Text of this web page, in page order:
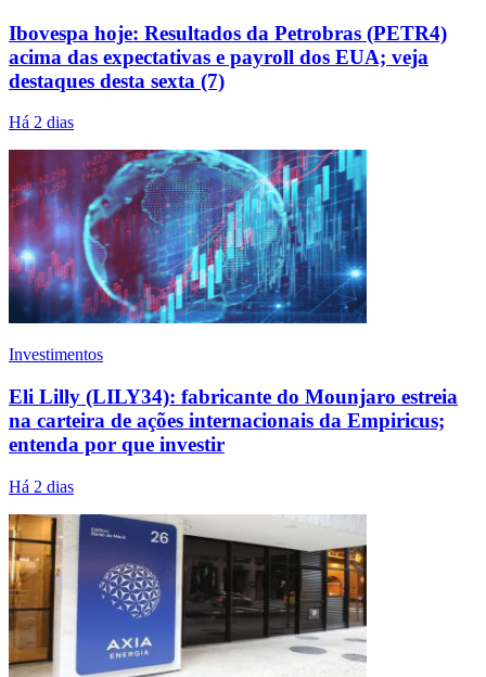
Ibovespa hoje: Resultados da Petrobras (PETR4)
acima das expectativas e payroll dos EUA; veja
destaques desta sexta (7)
Há 2 dias
Investimentos
Eli Lilly (LILY34): fabricante do Mounjaro estreia
na carteira de ações internacionais da Empiricus;
entenda por que investir
Há 2 dias